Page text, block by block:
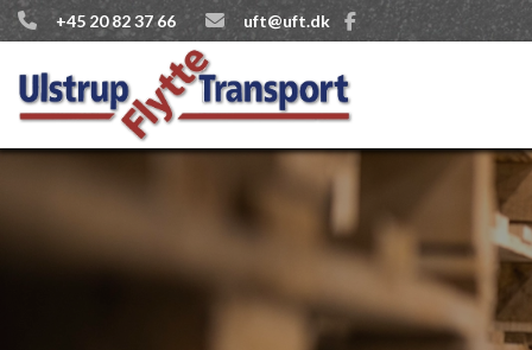
Gå
til
hovedindhold
+45 20 82 37 66 uft@uft.dk